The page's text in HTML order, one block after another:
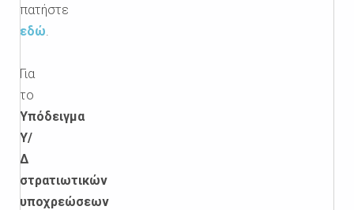
πατήστε
εδώ.
Για
το
Υπόδειγμα
Υ/
Δ
στρατιωτικών
υποχρεώσεων